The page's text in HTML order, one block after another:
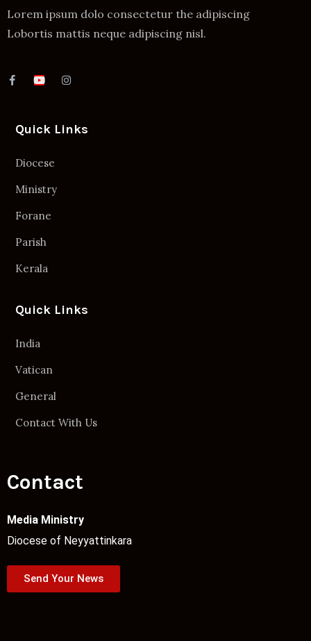
Lorem ipsum dolo consectetur the adipiscing
Lobortis mattis neque adipiscing nisl.
Quick Links
Diocese
Ministry
Forane
Parish
Kerala
Quick Links
India
Vatican
General
Contact With Us
Contact
Media Ministry
Diocese of Neyyattinkara
Send Your News